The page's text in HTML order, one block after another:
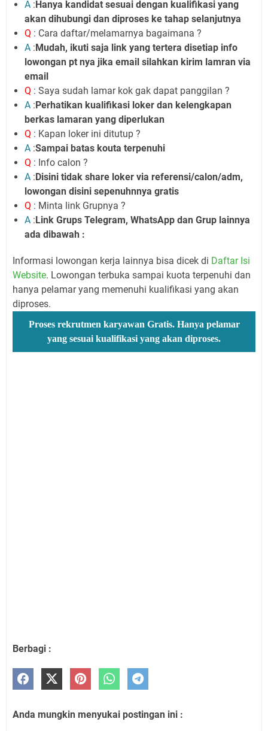
A : Hanya kandidat sesuai dengan kualifikasi yang
akan dihubungi dan diproses ke tahap selanjutnya
Q : Cara daftar/melamarnya bagaimana ?
A : Mudah, ikuti saja link yang tertera disetiap info
lowongan pt nya jika email silahkan kirim lamran via
email
Q : Saya sudah lamar kok gak dapat panggilan ?
A : Perhatikan kualifikasi loker dan kelengkapan
berkas lamaran yang diperlukan
Q : Kapan loker ini ditutup ?
A :Sampai batas kouta terpenuhi
Q : Info calon ?
A : Disini tidak share loker via referensi/calon/adm,
lowongan disini sepenuhnnya gratis
Q : Minta link Grupnya ?
A : Link Grups Telegram, WhatsApp dan Grup lainnya
ada dibawah :
Informasi lowongan kerja lainnya bisa dicek di Daftar Isi
Website. Lowongan terbuka sampai kuota terpenuhi dan
hanya pelamar yang memenuhi kualifikasi yang akan
diproses.
Proses rekrutmen karyawan Gratis. Hanya pelamar
yang sesuai kualifikasi yang akan diproses.
Berbagi :
Anda mungkin menyukai postingan ini :